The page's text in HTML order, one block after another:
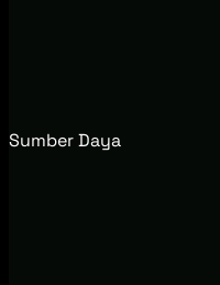
Sumber Daya